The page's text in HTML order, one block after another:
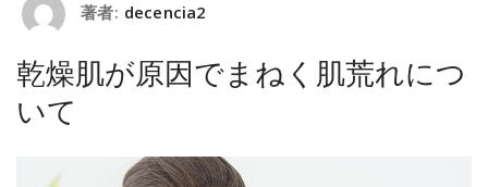
著者: decencia2
乾燥肌が原因でまねく肌荒れにつ
いて